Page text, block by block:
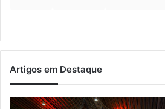
Artigos em Destaque
Turisvales